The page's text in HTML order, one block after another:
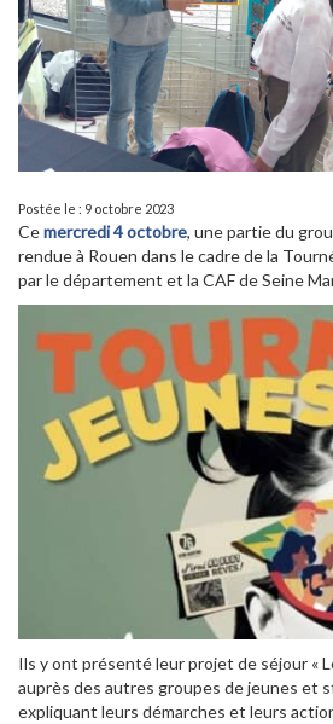
Postée le : 9 octobre 2023
Cemercredi 4 octobre, une partie du
rendue à Rouen dans le cadre de la
par le département et la CAF de Seine
Ils y ont présenté leur projet de séjour «
auprès des autres groupes de jeunes et
expliquant leurs démarches et leurs